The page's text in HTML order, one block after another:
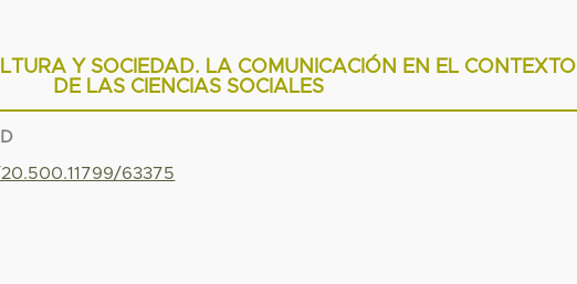
Y SOCIEDAD. LA COMUNICACIÓN EN EL CONTEXTO
DE LAS CIENCIAS SOCIALES
63375